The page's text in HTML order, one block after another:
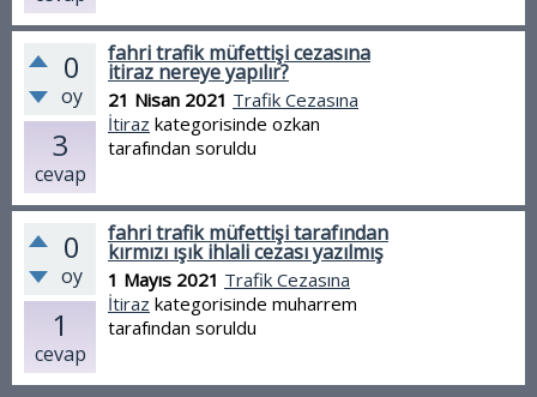
0
oy
3
cevap
fahri trafik müfettişi cezasına
itiraz nereye yapılır?
21 Nisan 2021 Trafik Cezasına
İtiraz kategorisinde ozkan
tarafından soruldu
0
oy
1
cevap
fahri trafik müfettişi tarafından
kırmızı ışık ihlali cezası yazılmış
1 Mayıs 2021 Trafik Cezasına
İtiraz kategorisinde muharrem
tarafından soruldu